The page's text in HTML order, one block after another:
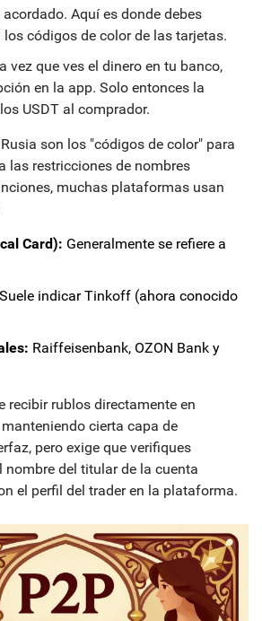
Aquí es donde debes
códigos de color de las tarjetas.
vez que ves el dinero en tu banco,
en la app. Solo entonces la
USDT al comprador.
son los "códigos de color" para
las restricciones de nombres
muchas plataformas usan
Card): Generalmente se refiere a
Suele indicar Tinkoff (ahora conocido
Raiffeisenbank, OZON Bank y
recibir rublos directamente en
cierta capa de
pero exige que verifiques
nombre del titular de la cuenta
el perfil del trader en la plataforma.